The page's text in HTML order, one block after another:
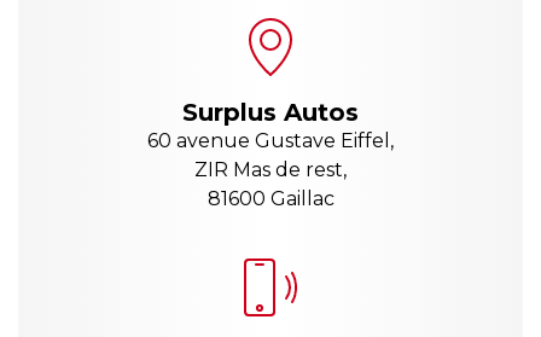
Surplus Autos
60 avenue Gustave Eiffel,
ZIR Mas de rest,
81600 Gaillac